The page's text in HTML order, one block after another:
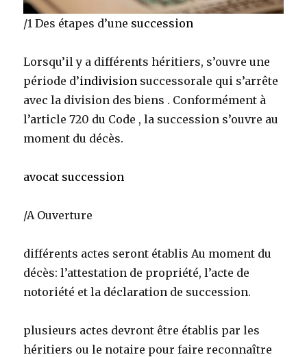
/1 Des étapes d’une succession
Lorsqu’il y a différents héritiers, s’ouvre une
période d’indivision successorale qui s’arrête
avec la division des biens . Conformément à
l’article 720 du Code , la succession s’ouvre au
moment du décès.
avocat succession
/A Ouverture
différents actes seront établis Au moment du
décès: l’attestation de propriété, l’acte de
notoriété et la déclaration de succession.
plusieurs actes devront être établis par les
héritiers ou le notaire pour faire reconnaître